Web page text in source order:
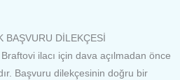
BAŞVURU DİLEKÇESİ
ilacı için dava açılmadan önce
Başvuru dilekçesinin doğru bir